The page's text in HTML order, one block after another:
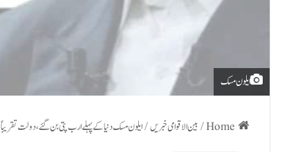
ایلون مسک
/بین الاقوامی خبریں/ایلون مسک دنیا کے پہلے ارب پتی بن گئے، دولت تقریباً 500 ارب ڈالر تک پہنچ گئی